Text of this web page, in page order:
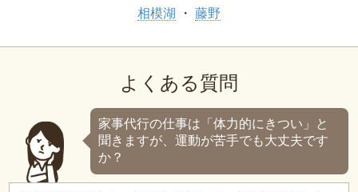
相模湖 藤野
よくある質問
家事代行の仕事は「体力的にきつい」と
聞きますが、運動が苦手でも大丈夫です
か？